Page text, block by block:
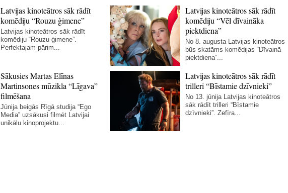
Latvijas kinoteātros sāk rādīt
komēdiju “Rouzu ģimene”
Latvijas kinoteātros sāk rādīt
komēdiju “Rouzu ģimene”.
Perfektajam pārim...
Latvijas kinoteātros sāk rādīt
komēdiju “Vēl dīvaināka
piektdiena”
No 8. augusta Latvijas kinoteātros
būs skatāms komēdijas “Dīvainā
piektdiena”...
Sākusies Martas Elīnas
Martinsones mūzikla “Līgava”
filmēšana
Jūnija beigās Rīgā studija “Ego
Media” uzsākusi filmēt Latvijai
unikālu kinoprojektu...
Latvijas kinoteātros sāk rādīt
trilleri “Bīstamie dzīvnieki”
No 13. jūnija Latvijas kinoteātros
sāk rādīt trilleri “Bīstamie
dzīvnieki”. Zefīra...